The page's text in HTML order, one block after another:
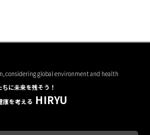
considering global environment and health
に未来を残そう！
康を考える HIRYU